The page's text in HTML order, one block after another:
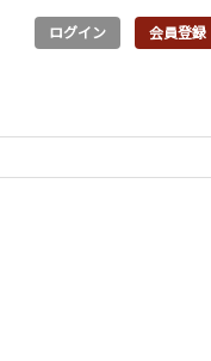
ログイン 会員登録